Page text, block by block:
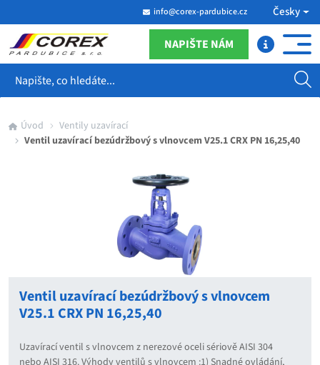
info@corex-pardubice.cz Česky
NAPIŠTE NÁM
Úvod
Ventily uzavírací
Ventil uzavírací bezúdržbový s vlnovcem V25.1 CRX PN 16,25,40
Ventil uzavírací bezúdržbový s vlnovcem
V25.1 CRX PN 16,25,40
Uzavírací ventil s vlnovcem z nerezové oceli sériově AISI 304
nebo AISI 316. Výhody ventilů s vlnovcem :1) Snadné ovládání,